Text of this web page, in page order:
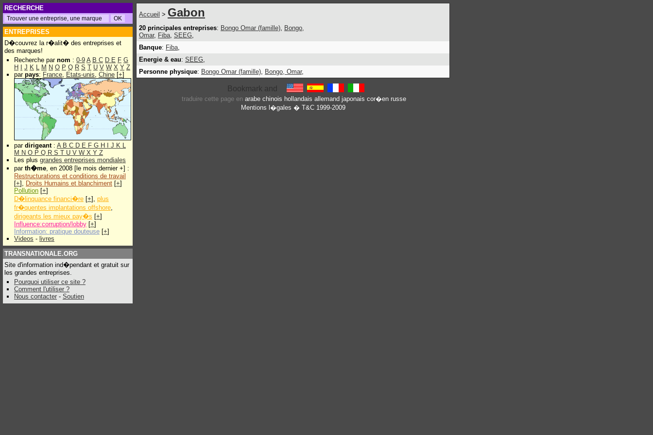
RECHERCHE
ENTREPRISES
D�couvrez la r�alit� des entreprises et
des marques!
Recherche par nom : 0-9 A B C D E F G
H
J K L M N O P Q R S T U V W X Y Z
par pays: France, Etats-unis, Chine [+]
par dirigeant: A B C D E F G H J K L
M N O P Q R S T U V W X Y Z
Les plus grandes entreprises mondiales
par th�me, en 2008 [le mois dernier +] :
Restructurations et conditions de travail
[+], Droits Humains et blanchiment [+]
Pollution [+]
D�linquance financi�re [+], plus
fr�quentes implantations offshore,
dirigeants les mieux pay�s [+]
Influence:corruption/lobby [+]
Information: pratique douteuse [+]
Videos - livres
TRANSNATIONALE.ORG
Site d'information ind�pendant et gratuit sur
les grandes entreprises.
Pourquoi utiliser ce site ?
Comment l'utiliser ?
Nous contacter - Soutien
Accueil > Gabon
20 principales entreprises: Bongo Omar (famille), Bongo,
Omar, Fiba, SEEG,
Banque: Fiba,
Energie & eau: SEEG,
Personne physique: Bongo Omar (famille), Bongo, Omar,
traduire cette page en arabe chinois hollandais allemand japonais cor�en russe
Mentions l�gales � T&C 1999-2009